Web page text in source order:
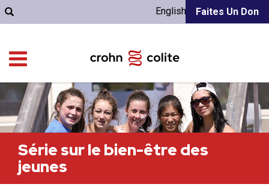
Faites Un Don
English
Série sur le bien-être des
jeunes